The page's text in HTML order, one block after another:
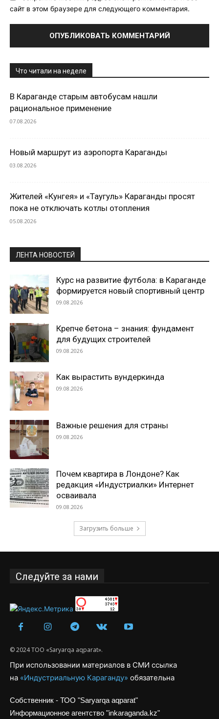
сайт в этом браузере для следующего комментария.
Что читали на неделе
В Караганде старым автобусам нашли
рациональное применение
07.08.2026
Новый маршрут из аэропорта Караганды
03.08.2026
Жителей «Кунгея» и «Таугуль» Караганды просят
пока не отключать котлы отопления
05.08.2026
ЛЕНТА НОВОСТЕЙ
Курс на развитие футбола: в Караганде
формируется новый спортивный центр
09.08.2026
Крепче бетона – знания: фундамент
для будущих строителей
09.08.2026
Как вырастить вундеркинда
09.08.2026
Важные решения для страны
09.08.2026
Почем квартира в Лондоне? Как
редакция «Индустриалки» Интернет
осваивала
09.08.2026
Загрузить больше
Следуйте за нами
© 2024 ТОО «Saryarqa aqparat».
При использовании материалов в СМИ ссылка
на «Индустриальную Караганду» обязательна
Собственник - ТОО "Saryarqa aqparat"
Информационное агентство "inkaraganda.kz"